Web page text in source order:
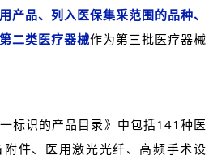
产品、列入医保集采范围的品种、
二类医疗器械作为第三批医疗器械
标识的产品目录》中包括141种医
件、医用激光光纤、高频手术设